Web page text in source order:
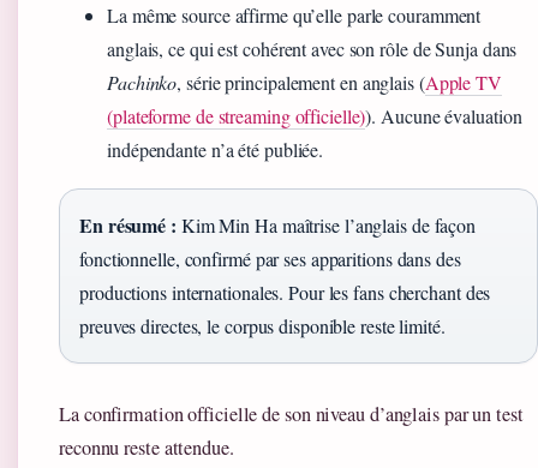
La même source affirme qu’elle parle couramment
anglais, ce qui est cohérent avec son rôle de Sunja dans
Pachinko, série principalement en anglais (Apple TV
(plateforme de streaming officielle)). Aucune évaluation
indépendante n’a été publiée.
En résumé : Kim Min Ha maîtrise l’anglais de façon
fonctionnelle, confirmé par ses apparitions dans des
productions internationales. Pour les fans cherchant des
preuves directes, le corpus disponible reste limité.
La confirmation officielle de son niveau d’anglais par un test
reconnu reste attendue.